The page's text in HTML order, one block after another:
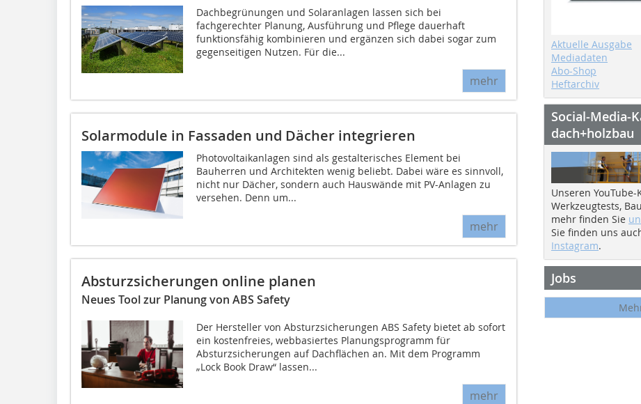
Dachbegrünungen und Solaranlagen lassen sich bei
fachgerechter Planung, Ausführung und Pflege dauerhaft
funktionsfähig kombinieren und ergänzen sich dabei sogar zum
gegenseitigen Nutzen. Für die...
mehr
Solarmodule in Fassaden und Dächer integrieren
Photovoltaikanlagen sind als gestalterisches Element bei
Bauherren und Architekten wenig beliebt. Dabei wäre es sinnvoll,
nicht nur Dächer, sondern auch Hauswände mit PV-Anlagen zu
versehen. Denn um...
mehr
Absturzsicherungen online planen
Neues Tool zur Planung von ABS Safety
Der Hersteller von Absturzsicherungen ABS Safety bietet ab sofort
ein kostenfreies, webbasiertes Planungsprogramm für
Absturzsicherungen auf Dachflächen an. Mit dem Programm
„Lock Book Draw“ lassen...
mehr
Aktuelle Ausgabe
Mediadaten
Abo-Shop
Heftarchiv
Social-Media-
dach+holzbau
Unseren
Werkzeugtests,
mehr finden Sie
Sie finden uns
Instagram.
Jobs